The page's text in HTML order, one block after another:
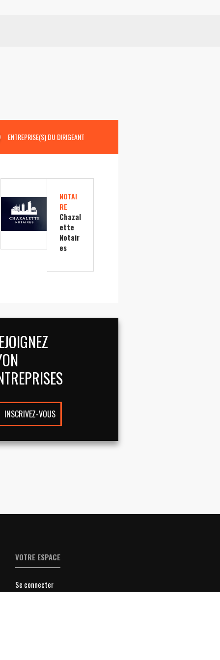
ENTREPRISE(S) DU DIRIGEANT
NOTAI
RE
Chazal
ette
Notair
es
INSCRIVEZ-VOUS
VOTRE ESPACE
Se connecter